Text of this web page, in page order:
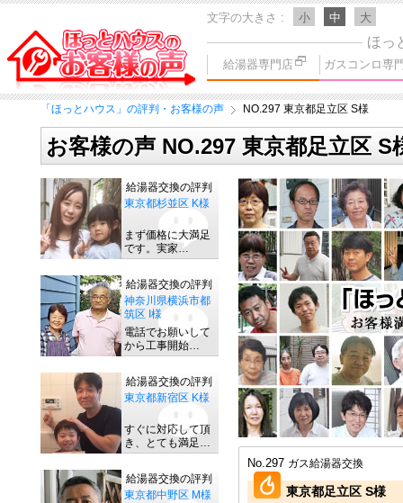
文字の大きさ 小 中 大
ほっ
給湯器専門店 ガスコンロ専
「ほっとハウス」の評判・お客様の声 NO.297 東京都足立区 S様
お客様の声 NO.297 東京都足立区 S
No.297 ガス給湯器交換
東京都足立区 S様
給湯器交換の評判
東京都杉並区 K様
まず価格に大満足
です。実家…
給湯器交換の評判
神奈川県横浜市都
筑区 I様
電話でお願いして
から工事開始…
給湯器交換の評判
東京都新宿区 K様
すぐに対応して頂
き、とても満足…
給湯器交換の評判
東京都中野区 M様